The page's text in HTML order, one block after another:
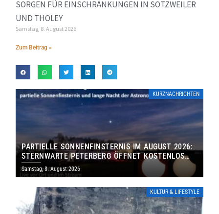
SORGEN FÜR EINSCHRÄNKUNGEN IN SOTZWEILER
UND THOLEY
Samstag, 8. August 2026
Zum Beitrag »
KURZNACHRICHTEN
PARTIELLE SONNENFINSTERNIS IM AUGUST 2026:
STERNWARTE PETERBERG ÖFFNET KOSTENLOS
IHRE TORE
Samstag, 8. August 2026
KULTUR & LIFESTYLE